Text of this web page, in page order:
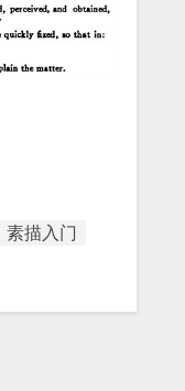
素描入门